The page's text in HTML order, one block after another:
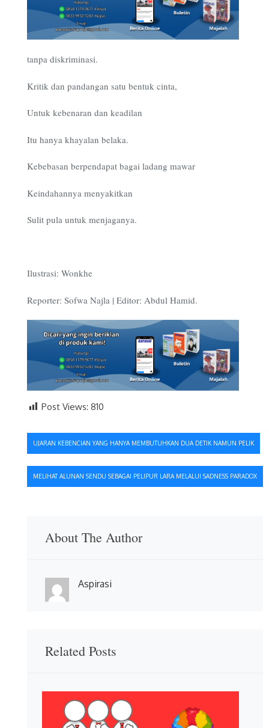
tanpa diskriminasi.
Kritik dan pandangan satu bentuk cinta,
Untuk kebenaran dan keadilan
Itu hanya khayalan belaka.
Kebebasan berpendapat bagai ladang mawar
Keindahannya menyakitkan
Sulit pula untuk menjaganya.
Ilustrasi: Wonkhe
Reporter: Sofwa Najla | Editor: Abdul Hamid.
Post Views: 810
Navigasi
pos
UJARAN KEBENCIAN YANG HANYA MEMBUTUHKAN DUA DETIK NAMUN PELIK
MELIHAT ALUNAN SENDU SEBAGAI PELIPUR LARA MELALUI SADNESS PARADOX
About The Author
Aspirasi
Related Posts